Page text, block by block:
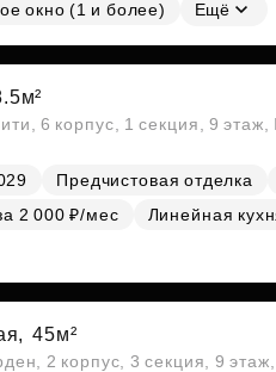
окно (1 и более)
Ещё
6 корпус, 1 секция, 9
Предчистовая отделка
2 000 ₽/мес
Линейная
45м²
2 корпус, 3 секция, 9